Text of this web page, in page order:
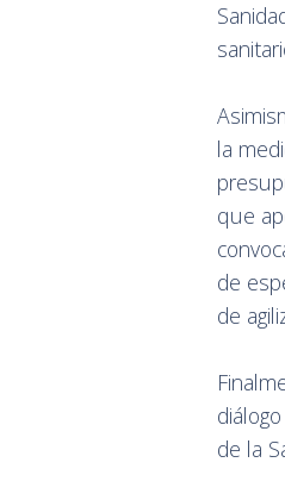
la
que
de
de
de la